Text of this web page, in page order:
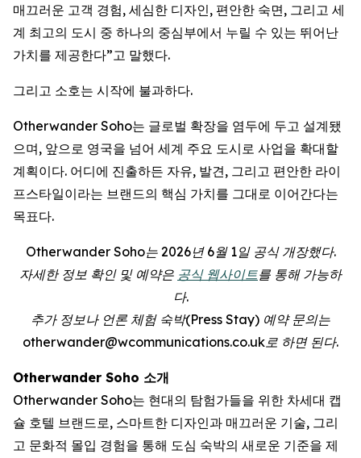
매끄러운 고객 경험, 세심한 디자인, 편안한 숙면, 그리고 세
계 최고의 도시 중 하나의 중심부에서 누릴 수 있는 뛰어난
가치를 제공한다”고 말했다.
그리고 소호는 시작에 불과하다.
Otherwander Soho는 글로벌 확장을 염두에 두고 설계됐
으며, 앞으로 영국을 넘어 세계 주요 도시로 사업을 확대할
계획이다. 어디에 진출하든 자유, 발견, 그리고 편안한 라이
프스타일이라는 브랜드의 핵심 가치를 그대로 이어간다는
목표다.
Otherwander Soho는 2026년 6월 1일 공식 개장했다.
자세한 정보 확인 및 예약은 공식 웹사이트를 통해 가능하
다.
추가 정보나 언론 체험 숙박(Press Stay) 예약 문의는
otherwander@wcommunications.co.uk로 하면 된다.
Otherwander Soho 소개
Otherwander Soho는 현대의 탐험가들을 위한 차세대 캡
슐 호텔 브랜드로, 스마트한 디자인과 매끄러운 기술, 그리
고 문화적 몰입 경험을 통해 도심 숙박의 새로운 기준을 제